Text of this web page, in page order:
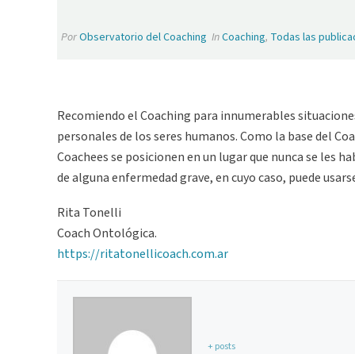
PorObservatorio del Coaching InCoaching, Todas las
Recomiendo el Coaching para innumerables
personales de los seres humanos. Como la base del
Coachees se posicionen en un lugar que nunca se les
de alguna enfermedad grave, en cuyo caso, puede
Rita Tonelli
Coach Ontológica.
https://ritatonellicoach.com.ar
+ posts